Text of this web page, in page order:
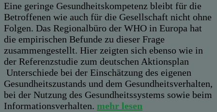
Eine geringe Gesundheitskompetenz bleibt für die
Betroffenen wie auch für die Gesellschaft nicht ohne
Folgen. Das Regionalbüro der WHO in Europa hat
die empirischen Befunde zu dieser Frage
zusammengestellt. Hier zeigten sich ebenso wie in
der Referenzstudie zum deutschen Aktionsplan
Unterschiede bei der Einschätzung des eigenen
Gesundheitszustands und dem Gesundheitsverhalten,
bei der Nutzung des Gesundheitssystems sowie beim
Informationsverhalten. mehr lesen